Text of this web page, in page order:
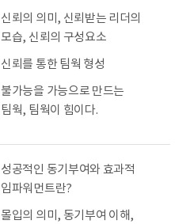
신뢰의 의미, 신뢰받는 리더의
모습, 신뢰의 구성요소
신뢰를 통한 팀웍 형성
불가능을 가능으로 만드는
팀웍, 팀웍이 힘이다.
성공적인 동기부여와 효과적
임파워먼트란?
몰입의 의미, 동기부여 이해,